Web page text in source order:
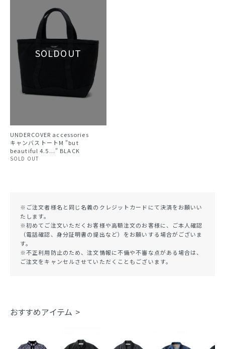
UNDERCOVER accessories
キャンバストートM "but
beautiful 4.5..." BLACK
SOLD OUT
※ご注文者様名と同じ名義のクレジットカードにて決済をお願いい
たします。
※初めてご注文いただくお客様や高額注文のお客様に、ご本人確認
（電話確認、身分証明書の提出など）をお願いする場合がございま
す。
※不正利用防止のため、注文情報に不備や不審な点がある場合は、
ご注文をキャンセルさせていただくこともございます。
おすすめアイテム >